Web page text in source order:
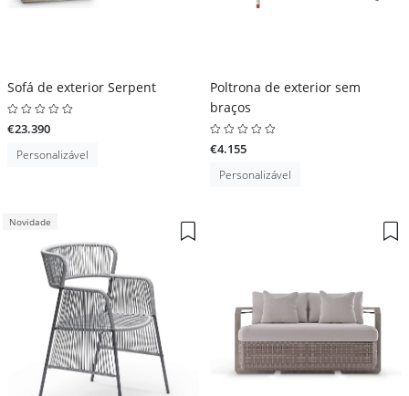
Sofá de exterior Serpent
€23.390
Personalizável
Poltrona de exterior sem
braços
€4.155
Personalizável
Novidade